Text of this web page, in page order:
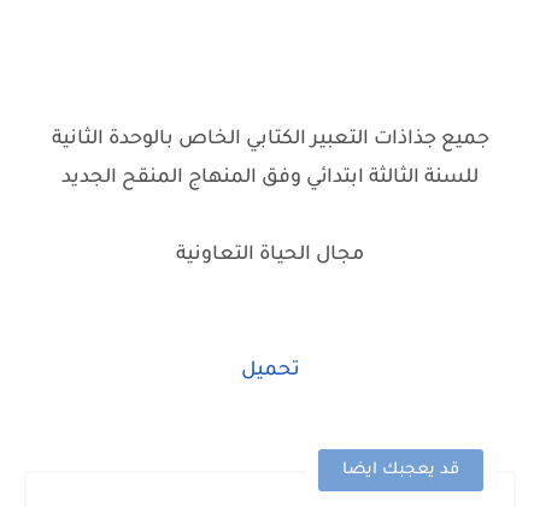
جميع جذاذات التعبير الكتابي الخاص بالوحدة الثانية
للسنة الثالثة ابتدائي وفق المنهاج المنقح الجديد
مجال الحياة التعاونية
تحميل
قد يعجبك ايضا